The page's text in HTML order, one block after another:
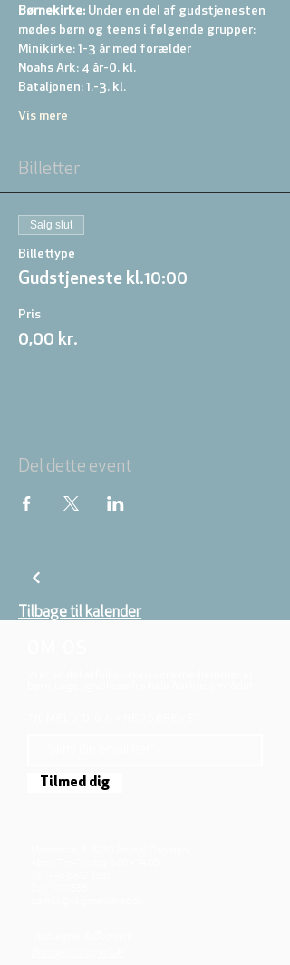
Børnekirke: Under en del af gudstjenesten
mødes børn og teens i følgende grupper:
Minikirke: 1-3 år med forælder
Noahs Ark: 4 år-0. kl.
Bataljonen: 1.-3. kl.
Vis mere
Billetter
Salg slut
Billettype
Gudstjeneste kl.10:00
Pris
0,00 kr.
Del dette event
Tilbage til kalender
Tilmed dig